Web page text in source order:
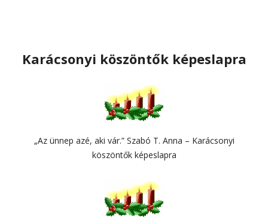
Karácsonyi köszöntők képeslapra
„Az ünnep azé, aki vár.” Szabó T. Anna – Karácsonyi
köszöntők képeslapra